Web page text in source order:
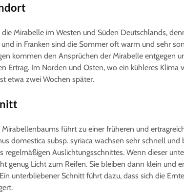
Mirabelle im Westen und Süden Deutschlands,
in Franken sind die Sommer oft warm und sehr
kommen den Ansprüchen der Mirabelle entgegen
Ertrag. Im Norden und Osten, wo ein kühleres Klima
etwa zwei Wochen später.
führt zu einer früheren und
domestica subsp. syriaca wachsen sehr schnell und
regelmäßigen Auslichtungsschnittes. Wenn dieser
genug Licht zum Reifen. Sie bleiben dann klein und
unterbliebener Schnitt führt dazu, dass sich die